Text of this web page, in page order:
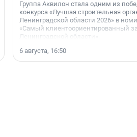
Группа Аквилон стала одним из
конкурса «Лучшая строительная
Ленинградской области 2026» в
«Самый клиентоориентированный
Ленинградской области».
6 августа, 16:50